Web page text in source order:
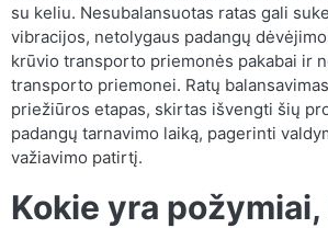
su keliu. Nesubalansuotas ratas gali
vibracijos, netolygaus padangų
krūvio transporto priemonės pakabai ir
transporto priemonei. Ratų
priežiūros etapas, skirtas išvengti šių
padangų tarnavimo laiką, pagerinti
važiavimo patirtį.
Kokie yra požymiai,